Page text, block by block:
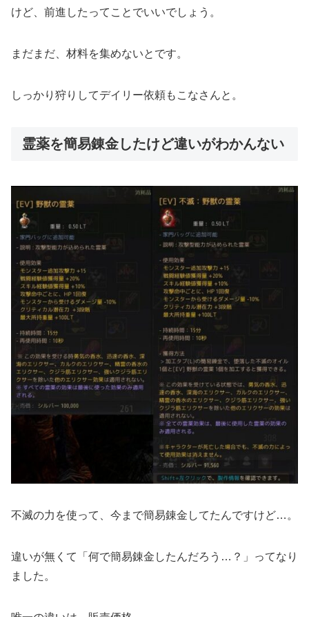
けど、前進したってことでいいでしょう。
まだまだ、材料を集めないとです。
しっかり狩りしてデイリー依頼もこなさんと。
霊薬を簡易錬金したけど違いがわかんない
不滅の力を使って、今まで簡易錬金してたんですけど…。
違いが無くて「何で簡易錬金したんだろう…？」ってなり
ました。